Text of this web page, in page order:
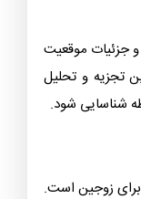
و جزئیات موقعیت
تجزیه و تحلیل
شناسایی شود.
زوجین است.